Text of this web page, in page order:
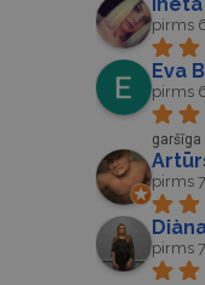
pirms
Eva
pirms
garšīga
pirms
pirms